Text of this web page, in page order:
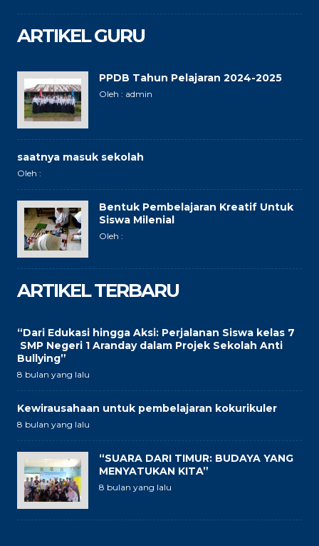
ARTIKEL GURU
PPDB Tahun Pelajaran 2024-2025
Oleh : admin
saatnya masuk sekolah
Oleh :
Bentuk Pembelajaran Kreatif Untuk
Siswa Milenial
Oleh :
ARTIKEL TERBARU
“Dari Edukasi hingga Aksi: Perjalanan Siswa kelas 7
SMP Negeri 1 Aranday dalam Projek Sekolah Anti
Bullying”
8 bulan yang lalu
Kewirausahaan untuk pembelajaran kokurikuler
8 bulan yang lalu
“SUARA DARI TIMUR: BUDAYA YANG
MENYATUKAN KITA”
8 bulan yang lalu